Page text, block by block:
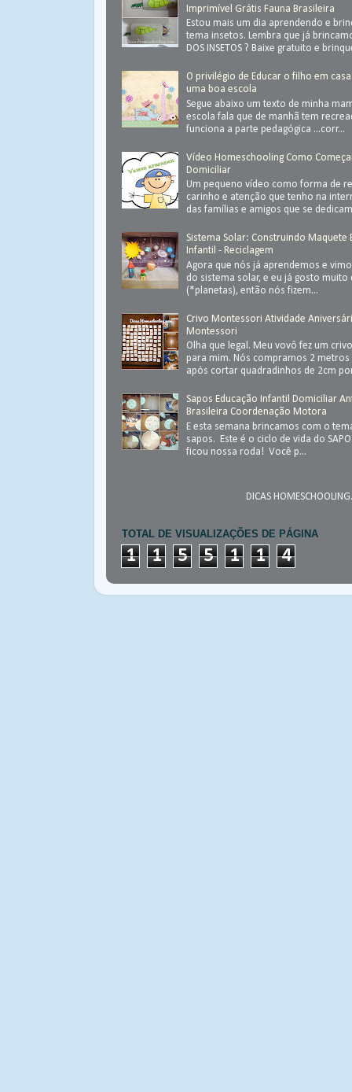
Imprimível Grátis Fauna Brasileira
Estou mais um dia aprendendo e
tema insetos. Lembra que já
DOS INSETOS ? Baixe gratuito e
O privilégio de Educar o filho em
uma boa escola
Segue abaixo um texto de minha
escola fala que de manhã tem
funciona a parte pedagógica ...corr...
Vídeo Homeschooling Como
Domiciliar
Um pequeno vídeo como forma de
carinho e atenção que tenho na
das famílias e amigos que se
Sistema Solar: Construindo Maquete
Infantil - Reciclagem
Agora que nós já aprendemos e
do sistema solar, e eu já gosto muito
(*planetas), então nós fizem...
Crivo Montessori Atividade
Montessori
Olha que legal. Meu vovô fez um
para mim. Nós compramos 2 metros
após cortar quadradinhos de 2cm
Sapos Educação Infantil Domiciliar
Brasileira Coordenação Motora
E esta semana brincamos com o
sapos. Este é o ciclo de vida do
ficou nossa roda! Você p...
DICAS
TOTAL DE VISUALIZAÇÕES DE PÁGINA
1 1 5 5 1 1 4